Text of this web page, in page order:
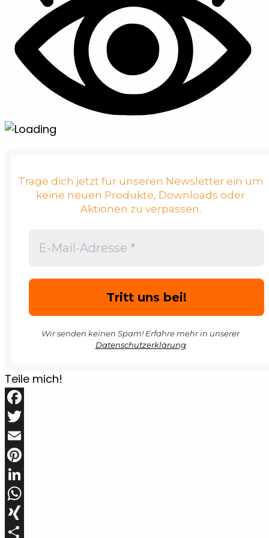
Trage dich jetzt für unseren Newsletter ein um
keine neuen Produkte, Downloads oder
Aktionen zu verpassen.
Wir senden keinen Spam! Erfahre mehr in unserer
Datenschutzerklärung
Teile mich!
Facebook
Twitter
Email
Pinterest
LinkedIn
WhatsApp
XING